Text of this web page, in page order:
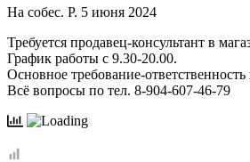
На собес. Р. 5 июня 2024
Требуется продавец-консультант в
График работы с 9.30-20.00.
Основное требование-
Всё вопросы по тел. 8-904-607-46-79